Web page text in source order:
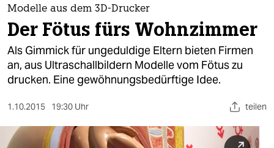
themen
politik
öko
gesellschaft
Modelle aus dem 3D-Drucker
Der Fötus fürs Wohnzimmer
Als Gimmick für ungeduldige Eltern bieten Firmen
an, aus Ultraschallbildern Modelle vom Fötus zu
drucken. Eine gewöhnungsbedürftige Idee.
1.10.2015 19:30 Uhr teilen